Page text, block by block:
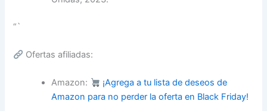
“`
Ofertas afiliadas:
Amazon:
¡Agrega a tu lista de deseos de
Amazon para no perder la oferta en Black Friday!